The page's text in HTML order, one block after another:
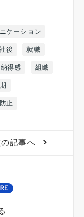
ケーション
後 就職
納得感 組織
止
の記事へ